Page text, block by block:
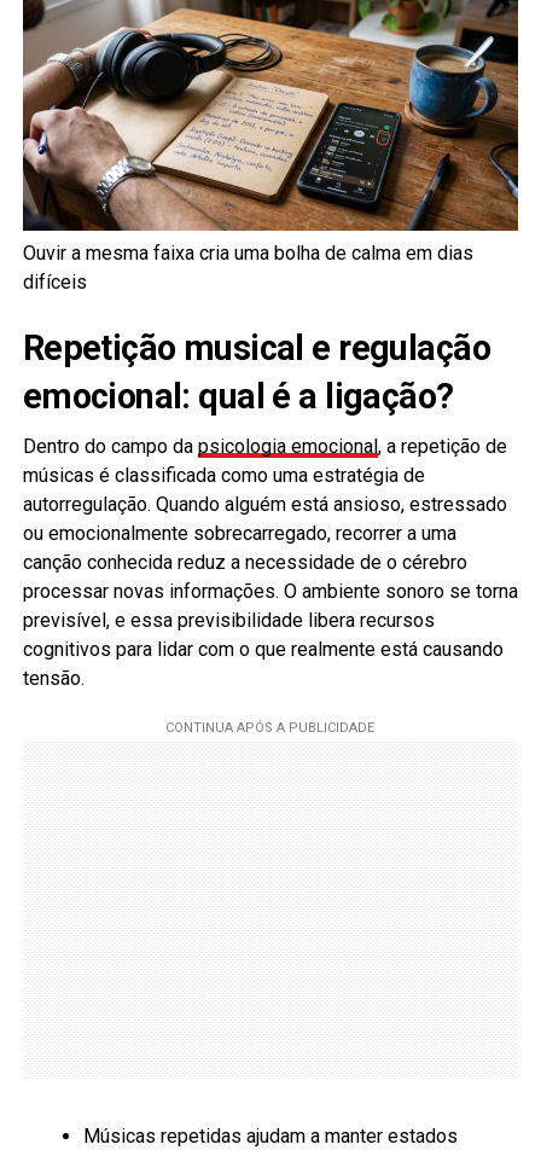
Ouvir a mesma faixa cria uma bolha de calma em dias
difíceis
Repetição musical e regulação
emocional: qual é a ligação?
Dentro do campo da psicologia emocional , a repetição de
músicas é classificada como uma estratégia de
autorregulação. Quando alguém está ansioso, estressado
ou emocionalmente sobrecarregado, recorrer a uma
canção conhecida reduz a necessidade de o cérebro
processar novas informações. O ambiente sonoro se torna
previsível, e essa previsibilidade libera recursos
cognitivos para lidar com o que realmente está causando
tensão.
Músicas repetidas ajudam a manter estados